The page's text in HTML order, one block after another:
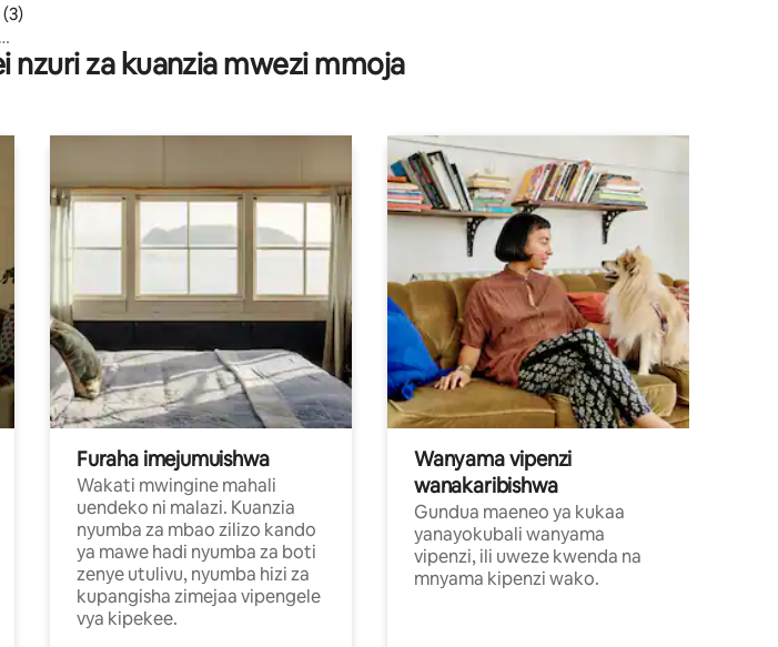
wa wastani wa 5 kati ya 5, tathmini 3
(3)
nzuri za kuanzia mwezi mmoja
Furaha imejumuishwa
Wakati mwingine mahali
uendeko ni malazi. Kuanzia
nyumba za mbao zilizo kando
ya mawe hadi nyumba za boti
zenye utulivu, nyumba hizi za
kupangisha zimejaa vipengele
vya kipekee.
Wanyama vipenzi
wanakaribishwa
Gundua maeneo ya kukaa
yanayokubali wanyama
vipenzi, ili uweze kwenda na
mnyama kipenzi wako.